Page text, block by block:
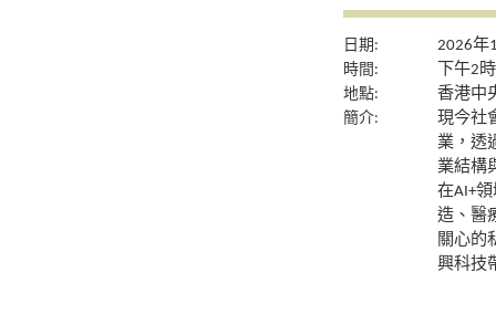
日期:
2026年
時間:
下午2
地點:
香港中
簡介:
現今社
業，透
業結構
在AI+
造、醫
關心的
興科技